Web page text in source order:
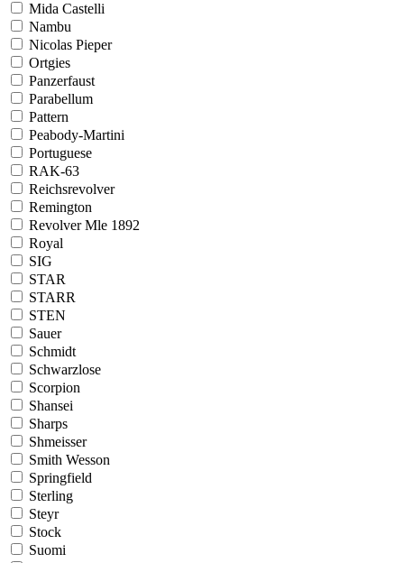
Mida Castelli
Nambu
Nicolas Pieper
Ortgies
Panzerfaust
Parabellum
Pattern
Peabody-Martini
Portuguese
RAK-63
Reichsrevolver
Remington
Revolver Mle 1892
Royal
SIG
STAR
STARR
STEN
Sauer
Schmidt
Schwarzlose
Scorpion
Shansei
Sharps
Shmeisser
Smith Wesson
Springfield
Sterling
Steyr
Stock
Suomi